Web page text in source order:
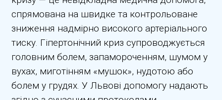
спрямована на швидке та контрольоване
зниження надмірно високого артеріального
тиску. Гіпертонічний криз супроводжується
головним болем, запамороченням, шумом у
вухах, миготінням «мушок», нудотою або
болем у грудях. У Львові допомогу надають